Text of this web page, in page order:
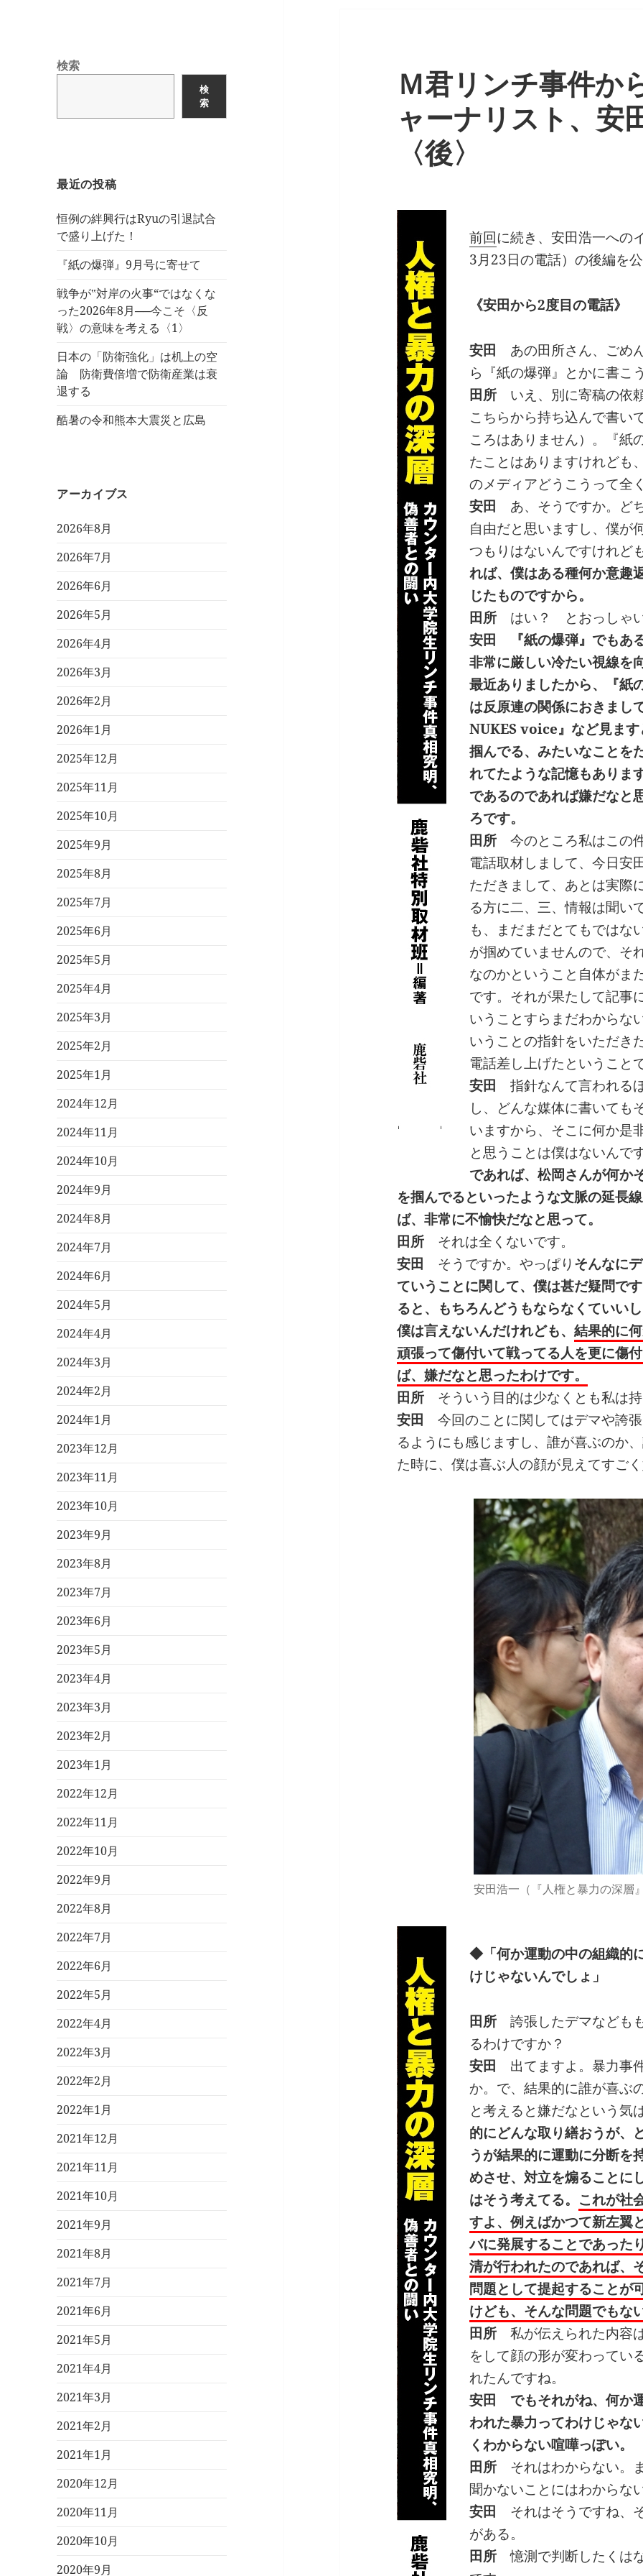
検索
検
索
最近の投稿
恒例の絆興行はRyuの引退試合
で盛り上げた！
『紙の爆弾』9月号に寄せて
戦争が‟対岸の火事“ではなくな
った2026年8月──今こそ〈反
戦〉の意味を考える〈1〉
日本の「防衛強化」は机上の空
論 防衛費倍増で防衛産業は衰
退する
酷暑の令和熊本大震災と広島
アーカイブス
2026年8月
2026年7月
2026年6月
2026年5月
2026年4月
2026年3月
2026年2月
2026年1月
2025年12月
2025年11月
2025年10月
2025年9月
2025年8月
2025年7月
2025年6月
2025年5月
2025年4月
2025年3月
2025年2月
2025年1月
2024年12月
2024年11月
2024年10月
2024年9月
2024年8月
2024年7月
2024年6月
2024年5月
2024年4月
2024年3月
2024年2月
2024年1月
2023年12月
2023年11月
2023年10月
2023年9月
2023年8月
2023年7月
2023年6月
2023年5月
2023年4月
2023年3月
2023年2月
2023年1月
2022年12月
2022年11月
2022年10月
2022年9月
2022年8月
2022年7月
2022年6月
2022年5月
2022年4月
2022年3月
2022年2月
2022年1月
2021年12月
2021年11月
2021年10月
2021年9月
2021年8月
2021年7月
2021年6月
2021年5月
2021年4月
2021年3月
2021年2月
2021年1月
2020年12月
2020年11月
2020年10月
2020年9月
Ｍ君リンチ事件か
ャーナリスト、安
〈後〉
前回に続き、安田浩一への
3月23日の電話）の後編を
《安田から2度目の電話》
安田 あの田所さん、ごめ
ら『紙の爆弾』とかに書こ
田所 いえ、別に寄稿の依
こちらから持ち込んで書い
ころはありません）。『紙
たことはありますけれども
のメディアどうこうって全
安田 あ、そうですか。ど
自由だと思いますし、僕が
つもりはないんですけれど
れば、僕はある種何か意趣
じたものですから。
田所 はい？ とおっしゃ
安田
『紙の爆弾』でも
非常に厳しい冷たい視線を
最近ありましたから、『紙
は反原連の関係におきまし
NUKES voice』など見ま
掴んでる、みたいなことを
れてたような記憶もありま
であるのであれば嫌だなと
ろです。
田所 今のところ私はこの
電話取材しまして、今日安
ただきまして、あとは実際
る方に二、三、情報は聞い
も、まだまだとてもではな
が掴めていませんので、そ
なのかということ自体がま
です。それが果たして記事
いうことすらまだわからな
いうことの指針をいただき
電話差し上げたということ
安田 指針なんて言われる
し、どんな媒体に書いても
いますから、そこに何か是
と思うことは僕はないんで
であれば、松岡さんが何か
を掴んでるといったような文脈の延長
ば、非常に不愉快だなと思って。
田所 それは全くないです。
安田 そうですか。やっぱりそんなに
ていうことに関して、僕は甚だ疑問で
ると、もちろんどうもならなくていい
僕は言えないんだけれども、結果的に
頑張って傷付いて戦ってる人を更に傷
ば、嫌だなと思ったわけです。
田所 そういう目的は少なくとも私は
安田 今回のことに関してはデマや誇
るようにも感じますし、誰が喜ぶのか
た時に、僕は喜ぶ人の顔が見えてすご
安田浩一（『人権と暴力の深層
◆「何か運動の中の組織的
けじゃないんでしょ」
田所 誇張したデマなども
るわけですか？
安田 出てますよ。暴力事
か。で、結果的に誰が喜ぶ
と考えると嫌だなという気
的にどんな取り繕おうが、
うが結果的に運動に分断を
めさせ、対立を煽ることに
はそう考えてる。 これが社
すよ、例えばかつて新左翼
バに発展することであった
清が行われたのであれば、
問題として提起することが
けども、そんな問題でもな
田所 私が伝えられた内容
をして顔の形が変わってい
れたんですね。
安田
でもそれがね、何か
われた暴力ってわけじゃな
くわからない喧嘩っぽい。
田所 それはわからない。
聞かないことにはわからな
安田 それはそうですね、
がある。
田所 憶測で判断したくは